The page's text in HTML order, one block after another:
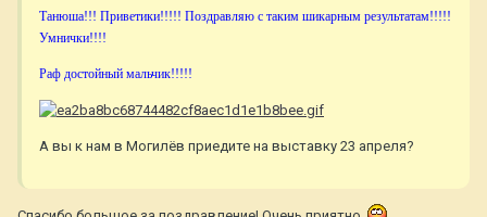
Танюша!!! Приветики!!!!! Поздравляю с таким шикарным результатам!!!!!
Умнички!!!!
Раф достойный мальчик!!!!!
А вы к нам в Могилёв приедите на выставку 23 апреля?